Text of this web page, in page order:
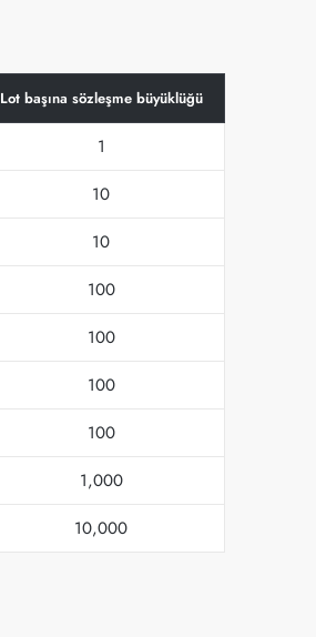
Lot başına sözleşme büyüklüğü
1
10
10
100
100
100
100
1,000
10,000